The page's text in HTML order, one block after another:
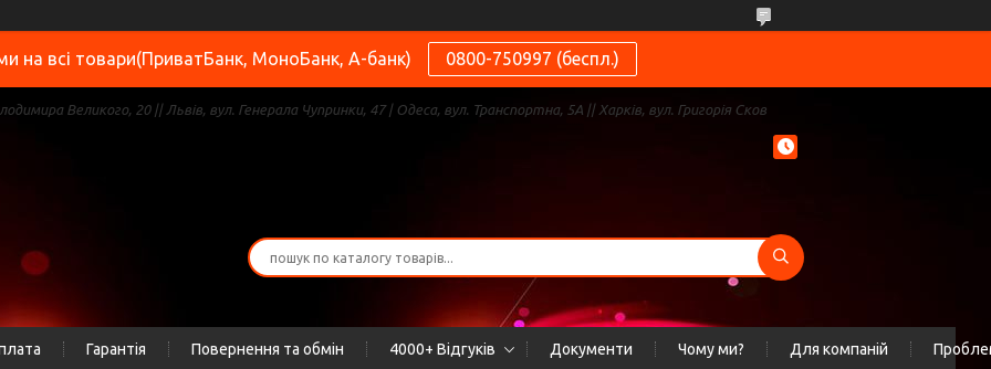
на всі товари(ПриватБанк, МоноБанк, А-банк) 0800-750997 (беспл.)
Великого, 20 || Львів, вул. Генерала Чупринки, 47 | Одеса, вул. Транспортна, 5А || Харків, вул. Григорія Сков
Гарантія Повернення та обмін 4000+ Відгуків Документи Чому ми? Для компаній